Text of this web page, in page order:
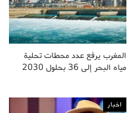
المغرب يرفع عدد محطات تحلية
مياه البحر إلى 36 بحلول 2030
اخبار